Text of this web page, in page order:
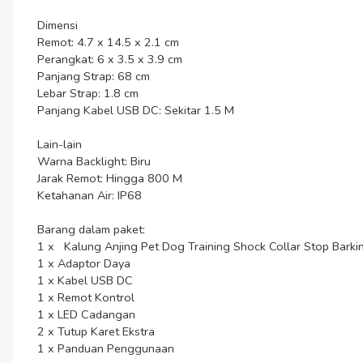
Dimensi
Remot: 4.7 x 14.5 x 2.1 cm
Perangkat: 6 x 3.5 x 3.9 cm
Panjang Strap: 68 cm
Lebar Strap: 1.8 cm
Panjang Kabel USB DC: Sekitar 1.5 M
Lain-lain
Warna Backlight: Biru
Jarak Remot: Hingga 800 M
Ketahanan Air: IP68
Barang dalam paket:
1 x   Kalung Anjing Pet Dog Training Shock Collar Stop
1 x Adaptor Daya
1 x Kabel USB DC
1 x Remot Kontrol
1 x LED Cadangan
2 x Tutup Karet Ekstra
1 x Panduan Penggunaan